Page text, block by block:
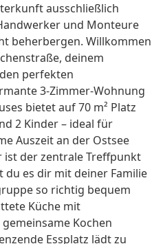
ausschließlich
und Monteure
beherbergen. Willkommen
deinem
perfekten
3-Zimmer-Wohnung
bietet auf 70 m² Platz
2 Kinder – ideal für
Auszeit an der Ostsee
ist der zentrale Treffpunkt
du es dir mit deiner Familie
so richtig bequem
Küche mit
Kochen
Essplatz lädt zu